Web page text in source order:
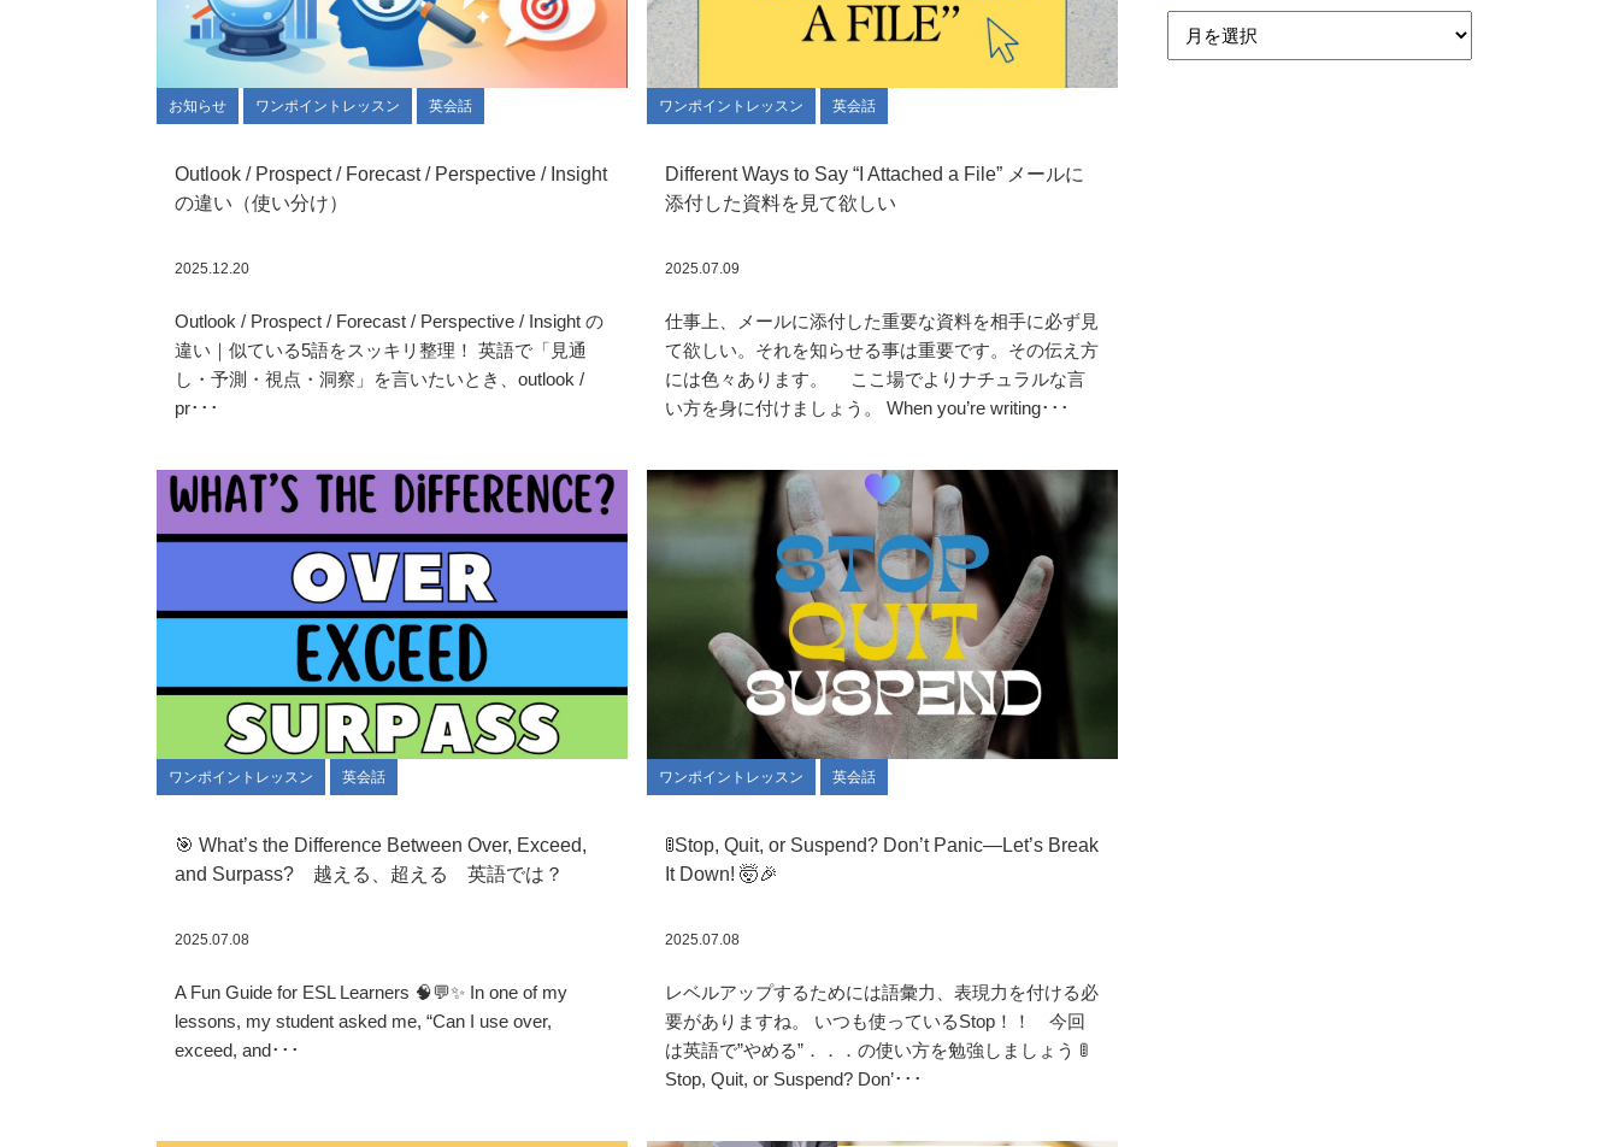
お知らせ ワンポイントレッスン 英会話
Outlook / Prospect / Forecast / Perspective / Insight
の違い（使い分け）
2025.12.20
Outlook / Prospect / Forecast / Perspective / Insight の
違い｜似ている5語をスッキリ整理！ 英語で「見通
し・予測・視点・洞察」を言いたいとき、outlook /
pr･･･
ワンポイントレッスン 英会話
Different Ways to Say “I Attached a File” メールに
添付した資料を見て欲しい
2025.07.09
仕事上、メールに添付した重要な資料を相手に必ず見
て欲しい。それを知らせる事は重要です。その伝え方
には色々あります。 ここ場でよりナチュラルな言
い方を身に付けましょう。 When you’re writing･･･
ワンポイントレッスン 英会話
🎯 What’s the Difference Between Over, Exceed,
and Surpass? 越える、超える 英語では？
2025.07.08
A Fun Guide for ESL Learners 🧠💬✨ In one of my
lessons, my student asked me, “Can I use over,
exceed, and･･･
ワンポイントレッスン 英会話
🚦Stop, Quit, or Suspend? Don’t Panic—Let’s Break
It Down! 🤯🎉
2025.07.08
レベルアップするためには語彙力、表現力を付ける必
要がありますね。 いつも使っているStop！！ 今回
は英語で”やめる”．．．の使い方を勉強しましょう 🚦
Stop, Quit, or Suspend? Don’･･･